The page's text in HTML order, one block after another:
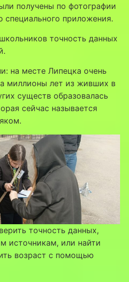
получены по фотографии
приложения.
точность данных
на месте Липецка очень
миллионы лет из живших в
существ образовалась
сейчас называется
точность данных,
источникам, или найти
возраст с помощью